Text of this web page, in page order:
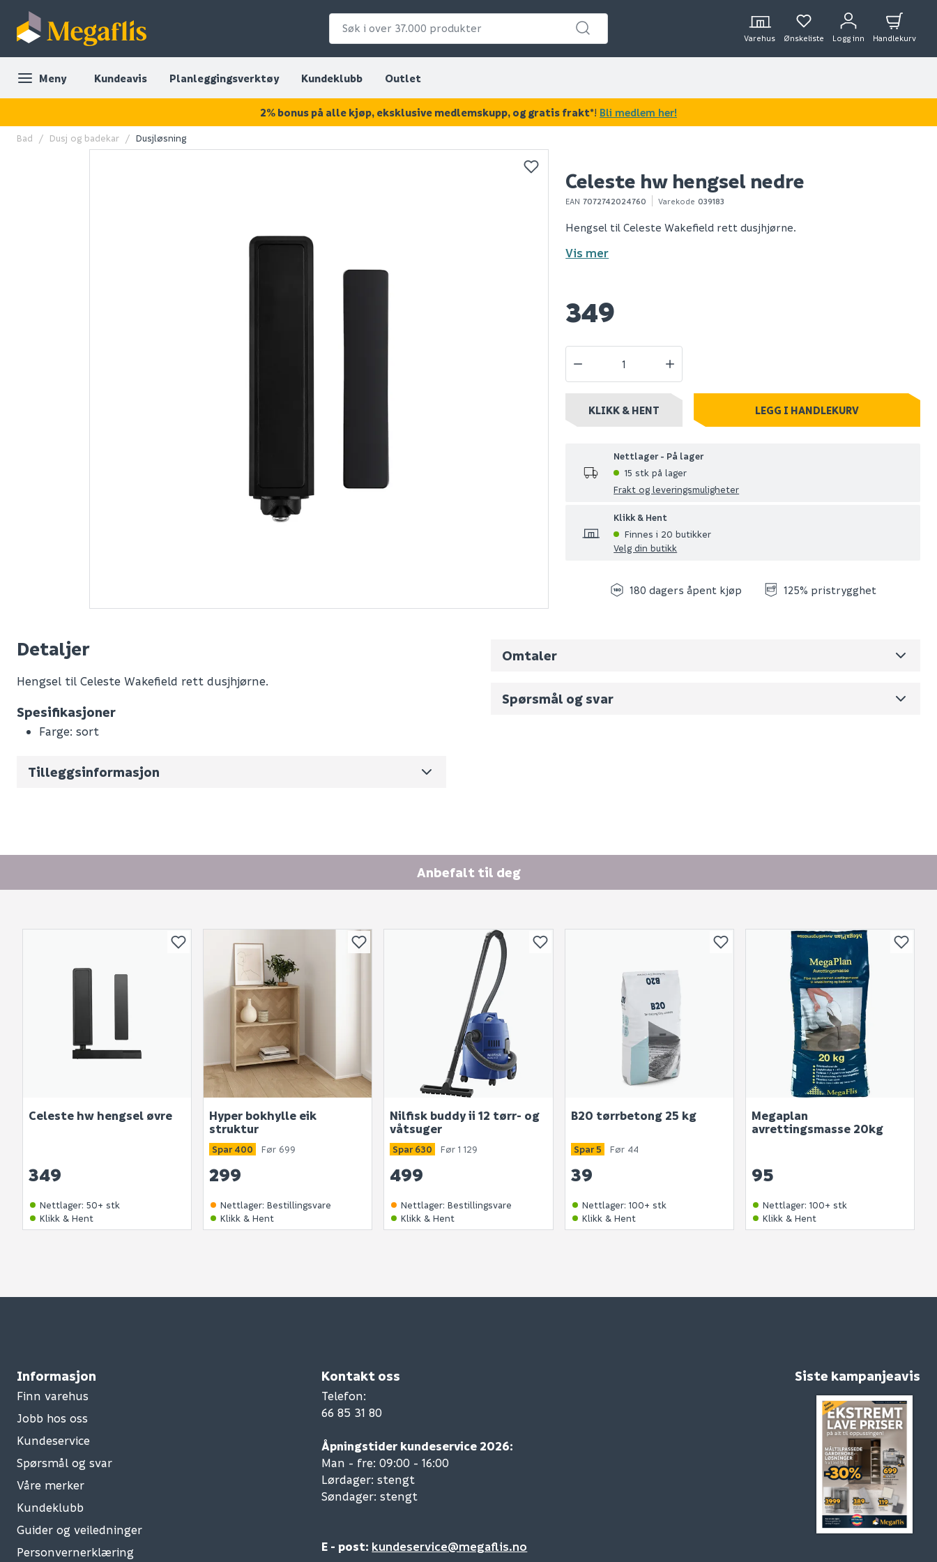
Varehus Ønskeliste Logg inn Handlekurv
Meny Kundeavis Planleggingsverktøy Kundeklubb Outlet
KAN DISSE VÆRE AV INTERESSE?
B20 tørrbetong 25 kg
39
Klikk & Hent
Bad Dusj og badekar Dusjløsning
Celeste hw hengsel nedre
EAN 7072742024760 Varekode 039183
Hengsel til Celeste Wakefield rett dusjhjørne.
Vis mer
349
KLIKK & HENT LEGG I HANDLEKURV
Nettlager - På lager
15 stk på lager
Frakt og leveringsmuligheter
Klikk & Hent
Finnes i 20 butikker
Velg din butikk
180 dagers åpent kjøp 125% pristrygghet
Detaljer
Hengsel til Celeste Wakefield rett dusjhjørne.
Spesifikasjoner
Farge: sort
Tilleggsinformasjon
Leverandørens varenummer
Nobb No
Vekt pr. stk / m2 (i kg)
Volum (dm3 per salgsforpakning)
Omtaler
Spørsmål og svar
Skjule spørsmålet for andre?
Spørsmålet og svaret vil bli vist her etter at det er besvart.
Ingen spørsmål enda. Bli den første til å stille et spørsmål til dette
produktet.
Anbefalt til deg
Celeste hw hengsel øvre
349
Nettlager: 50+ stk
Klikk & Hent
Hyper bokhylle eik
struktur
299
Spar 400 Før 699
Nettlager:Bestillingsvare
Klikk & Hent
Nilfisk buddy ii 12 tørr- og
våtsuger
499
Spar 630 Før 1 129
Nettlager:Bestillingsvare
Klikk & Hent
B20 tørrbetong 25 kg
39
Spar 5 Før 44
Nettlager: 100+ stk
Klikk & Hent
Megaplan
avrettingsmasse 20kg
95
Nettlager: 100+ stk
Klikk & Hent
Informasjon
Finn varehus
Jobb hos oss
Kundeservice
Spørsmål og svar
Våre merker
Kundeklubb
Guider og veiledninger
Personvernerklæring
Kontakt oss
Telefon:
66 85 31 80
Åpningstider kundeservice 2026:
Man - fre: 09:00 - 16:00
Lørdager: stengt
Søndager: stengt
E - post: kundeservice@megaflis.no
Siste kampanjeavis
2% bonus på alle kjøp, eksklusive medlemskupp, og gratis frakt*! Bli medlem her!